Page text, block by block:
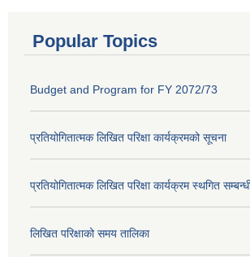
Popular Topics
Budget and Program for FY 2072/73
प्रतियोगितात्मक लिखित परिक्षा कार्यक्रमको सूचना
प्रतियोगितात्मक लिखित परिक्षा कार्यक्रम स्थगित
लिखित परिक्षाको समय तालिका